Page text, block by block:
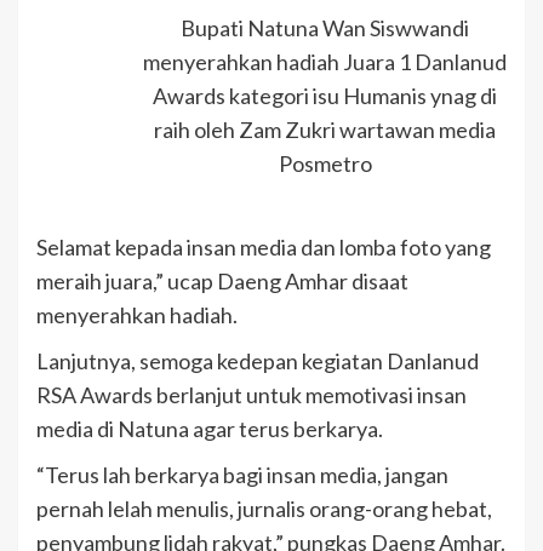
Bupati Natuna Wan Siswwandi
menyerahkan hadiah Juara 1 Danlanud
Awards kategori isu Humanis ynag di
raih oleh Zam Zukri wartawan media
Posmetro
Selamat kepada insan media dan lomba foto yang
meraih juara,” ucap Daeng Amhar disaat
menyerahkan hadiah.
Lanjutnya, semoga kedepan kegiatan Danlanud
RSA Awards berlanjut untuk memotivasi insan
media di Natuna agar terus berkarya.
“Terus lah berkarya bagi insan media, jangan
pernah lelah menulis, jurnalis orang-orang hebat,
penyambung lidah rakyat,” pungkas Daeng Amhar.